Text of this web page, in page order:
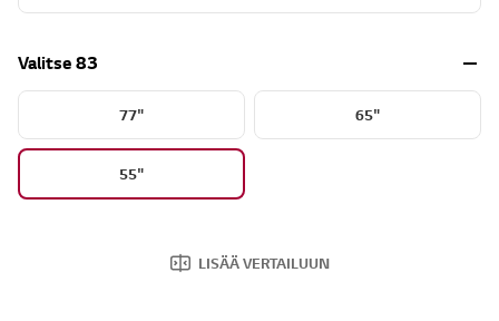
Valitse 83
77" 65"
55"
LISÄÄ VERTAILUUN